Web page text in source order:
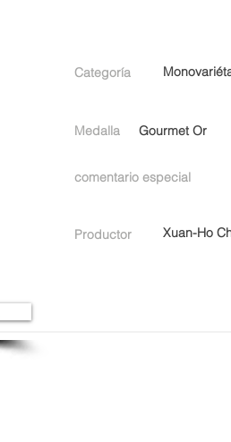
Categoría
Medalla Gourmet Or
comentario especial
Productor Xuan-Ho